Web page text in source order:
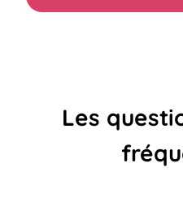
Les